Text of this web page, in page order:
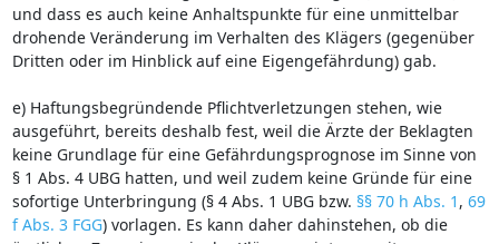
und dass es auch keine Anhaltspunkte für eine unmittelbar
drohende Veränderung im Verhalten des Klägers (gegenüber
Dritten oder im Hinblick auf eine Eigengefährdung) gab.
e) Haftungsbegründende Pflichtverletzungen stehen, wie
ausgeführt, bereits deshalb fest, weil die Ärzte der Beklagten
keine Grundlage für eine Gefährdungsprognose im Sinne von
§ 1 Abs. 4 UBG hatten, und weil zudem keine Gründe für eine
sofortige Unterbringung (§ 4 Abs. 1 UBG bzw. §§ 70 h Abs. 1 , 69
f Abs. 3 FGG) vorlagen. Es kann daher dahinstehen, ob die